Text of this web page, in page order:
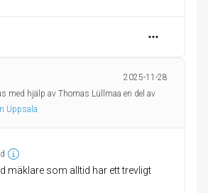
2025-11-28
med hjälp av Thomas Lüllmaa en del av
Uppsala
mäklare som alltid har ett trevligt